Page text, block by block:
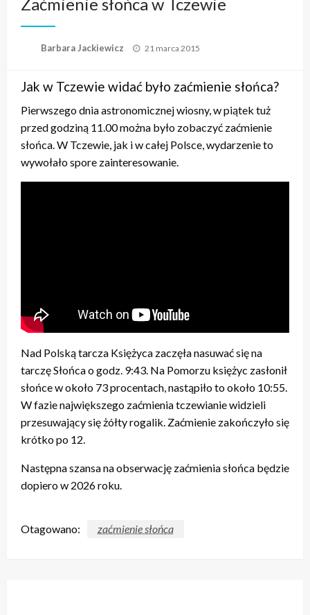
Barbara Jackiewicz
Opublikowane
21 marca 2015
Jak w Tczewie widać było zaćmienie słońca?
Pierwszego dnia astronomicznej wiosny, w piątek tuż
przed godziną 11.00 można było zobaczyć zaćmienie
słońca. W Tczewie, jak i w całej Polsce, wydarzenie to
wywołało spore zainteresowanie.
Nad Polską tarcza Księżyca zaczęła nasuwać się na
tarczę Słońca o godz. 9:43. Na Pomorzu księżyc zasłonił
słońce w około 73 procentach, nastąpiło to około 10:55.
W fazie największego zaćmienia tczewianie widzieli
przesuwający się żółty rogalik. Zaćmienie zakończyło się
krótko po 12.
Następna szansa na obserwację zaćmienia słońca będzie
dopiero w 2026 roku.
Otagowano: zaćmienie słońca